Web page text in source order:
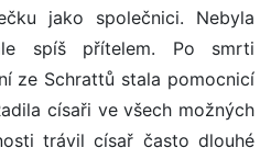
jako společnici. Nebyla
spíš přítelem. Po smrti
ze Schrattů stala pomocnicí
císaři ve všech možných
trávil císař často dlouhé